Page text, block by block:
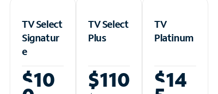
TV Select
Signatur
e
$10
TV Select
Plus
$110
TV
Platinum
$14